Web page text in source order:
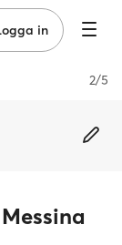
in
2/5
Messina